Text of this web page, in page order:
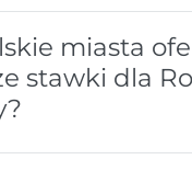
miasta
stawki dla